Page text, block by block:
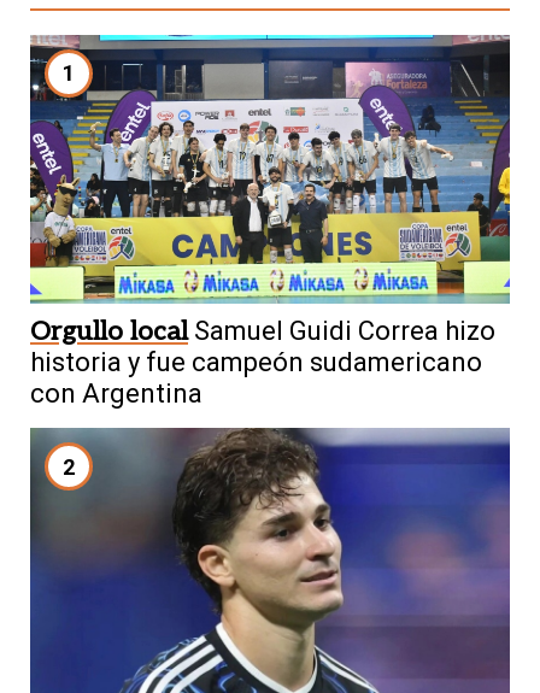
1
Orgullo local Samuel Guidi Correa hizo
historia y fue campeón sudamericano
con Argentina
2